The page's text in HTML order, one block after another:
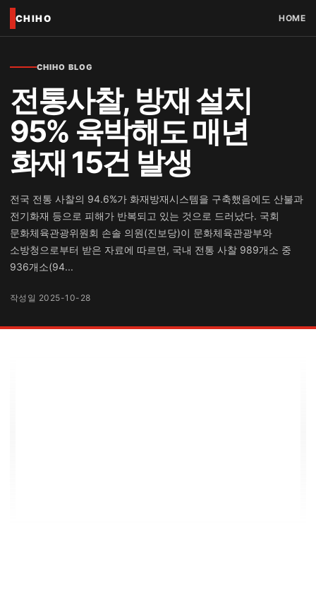
CHIHO HOME
CHIHO BLOG
전통사찰, 방재 설치
95% 육박해도 매년
화재 15건 발생
전국 전통 사찰의 94.6%가 화재방재시스템을 구축했음에도 산불과
전기화재 등으로 피해가 반복되고 있는 것으로 드러났다. 국회
문화체육관광위원회 손솔 의원(진보당)이 문화체육관광부와
소방청으로부터 받은 자료에 따르면, 국내 전통 사찰 989개소 중
936개소(94...
작성일 2025-10-28